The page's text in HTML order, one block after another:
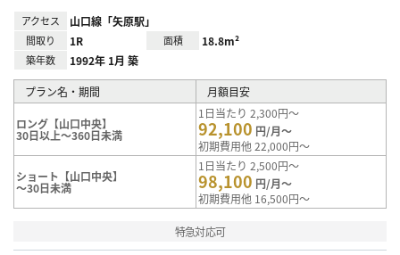
アクセス 山口線「矢原駅」
間取り 1R 面積 18.8m²
築年数 1992年 1月 築
プラン名・期間 月額目安
ロング【山口中央】
30日以上～360日未満
1日当たり 2,300円～
92,100 円/月～
初期費用他 22,000円～
ショート【山口中央】
～30日未満
1日当たり 2,500円～
98,100 円/月～
初期費用他 16,500円～
特急対応可